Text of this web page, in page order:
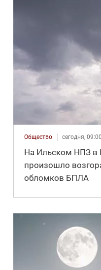
Общество сегодня, 09:00
На Ильском НПЗ в
произошло
обломков БПЛА